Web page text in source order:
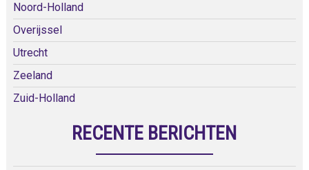
Noord-Holland
Overijssel
Utrecht
Zeeland
Zuid-Holland
RECENTE BERICHTEN